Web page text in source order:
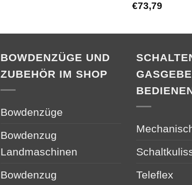
€73,79
BOWDENZÜGE UND
ZUBEHÖR IM SHOP
Bowdenzüge
Bowdenzug
Landmaschinen
Bowdenzug
Teleflex